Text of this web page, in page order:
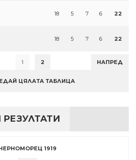
18 5 7 6 22
18 5 7 6 22
1 2 НАПРЕД
ЦЯЛАТА ТАБЛИЦА
1919